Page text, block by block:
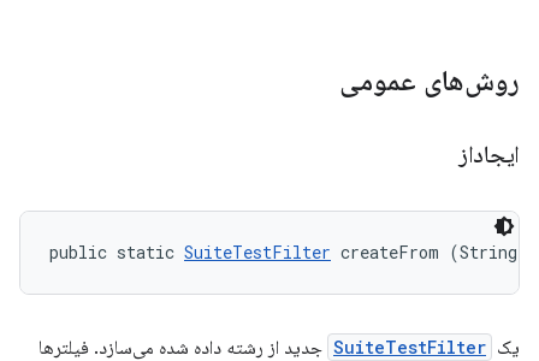
روش‌های عمومی
ایجاداز
public static SuiteTestFilter createFrom
یک SuiteTestFilter جدید از رشته داده شده می‌سازد. فیلترها